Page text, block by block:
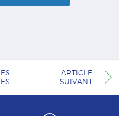
ARTICLE
SUIVANT